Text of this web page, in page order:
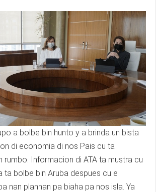
a bolbe bin hunto y a brinda un bista
di economia di nos Pais cu ta
rumbo. Informacion di ATA ta mustra cu
ta bolbe bin Aruba despues cu e
nan plannan pa biaha pa nos isla. Ya